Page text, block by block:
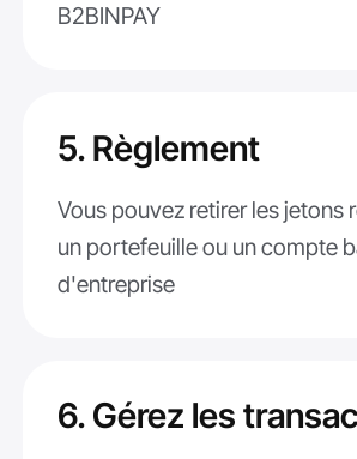
B2BINPAY
5. Règlement
Vous pouvez retirer les jetons
un portefeuille ou un compte
d'entreprise
6. Gérez les